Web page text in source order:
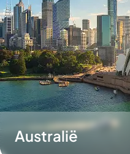
Australië